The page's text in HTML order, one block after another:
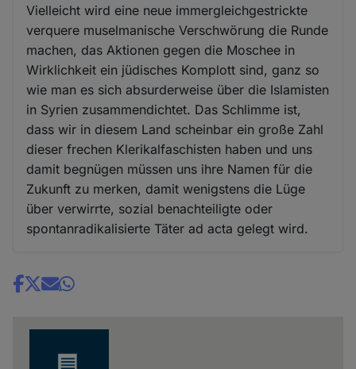
Vielleicht wird eine neue immergleichgestrickte
verquere muselmanische Verschwörung die Runde
machen, das Aktionen gegen die Moschee in
Wirklichkeit ein jüdisches Komplott sind, ganz so
wie man es sich absurderweise über die Islamisten
in Syrien zusammendichtet. Das Schlimme ist,
dass wir in diesem Land scheinbar ein große Zahl
dieser frechen Klerikalfaschisten haben und uns
damit begnügen müssen uns ihre Namen für die
Zukunft zu merken, damit wenigstens die Lüge
über verwirrte, sozial benachteiligte oder
spontanradikalisierte Täter ad acta gelegt wird.
Share